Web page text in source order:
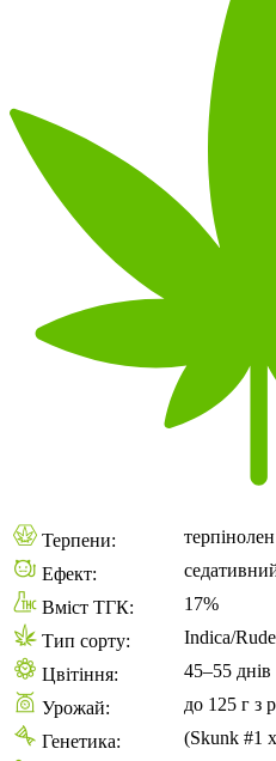
Терпени:
терпінолен
Ефект:
Вміст ТГК:
17%
Тип сорту:
Indica/
Цвітіння:
45–55 днів
Урожай:
до 125 г з
Генетика:
(Skunk #1